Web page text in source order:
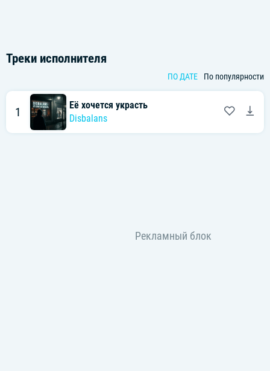
Треки исполнителя
ПО ДАТЕ По популярности
1
Её хочется украсть
Disbalans